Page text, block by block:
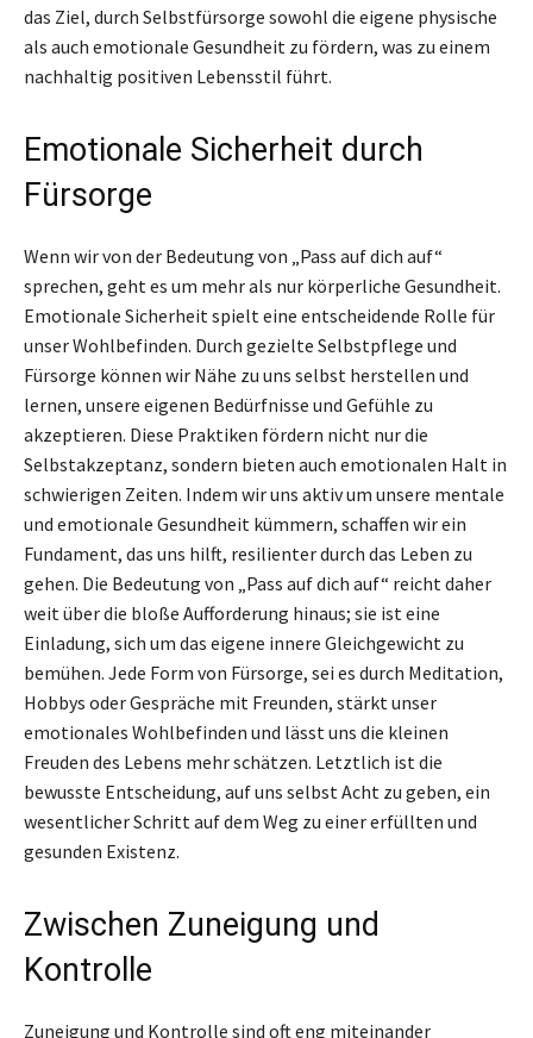
das Ziel, durch Selbstfürsorge sowohl die eigene physische
als auch emotionale Gesundheit zu fördern, was zu einem
nachhaltig positiven Lebensstil führt.
Emotionale Sicherheit durch
Fürsorge
Wenn wir von der Bedeutung von „Pass auf dich auf“
sprechen, geht es um mehr als nur körperliche Gesundheit.
Emotionale Sicherheit spielt eine entscheidende Rolle für
unser Wohlbefinden. Durch gezielte Selbstpflege und
Fürsorge können wir Nähe zu uns selbst herstellen und
lernen, unsere eigenen Bedürfnisse und Gefühle zu
akzeptieren. Diese Praktiken fördern nicht nur die
Selbstakzeptanz, sondern bieten auch emotionalen Halt in
schwierigen Zeiten. Indem wir uns aktiv um unsere mentale
und emotionale Gesundheit kümmern, schaffen wir ein
Fundament, das uns hilft, resilienter durch das Leben zu
gehen. Die Bedeutung von „Pass auf dich auf“ reicht daher
weit über die bloße Aufforderung hinaus; sie ist eine
Einladung, sich um das eigene innere Gleichgewicht zu
bemühen. Jede Form von Fürsorge, sei es durch Meditation,
Hobbys oder Gespräche mit Freunden, stärkt unser
emotionales Wohlbefinden und lässt uns die kleinen
Freuden des Lebens mehr schätzen. Letztlich ist die
bewusste Entscheidung, auf uns selbst Acht zu geben, ein
wesentlicher Schritt auf dem Weg zu einer erfüllten und
gesunden Existenz.
Zwischen Zuneigung und
Kontrolle
Zuneigung und Kontrolle sind oft eng miteinander